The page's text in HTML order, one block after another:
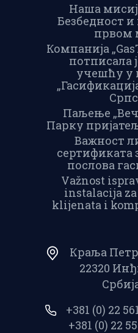
Наша
Безбедност
првом
Компанија
потписала
учешћу у
Паљење
Парку
Важност
сертификата
послова
Važnost
instalacija
klijenata i
Краља
22320
+381 (0) 22
+381 (0) 22